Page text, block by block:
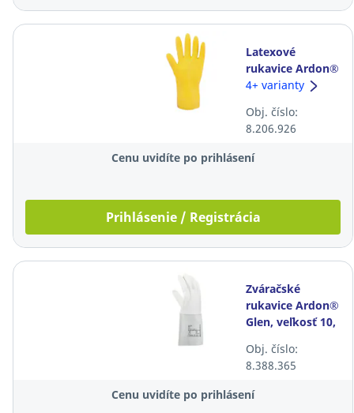
Latexové
rukavice Ardon®
Stanley, 30cm,
12 párov
4+ varianty
Obj. číslo:
8.206.926
Cenu uvidíte po prihlásení
Prihlásenie / Registrácia
Zváračské
rukavice Ardon®
Glen, veľkosť 10,
Obj. číslo:
8.388.365
Cenu uvidíte po prihlásení